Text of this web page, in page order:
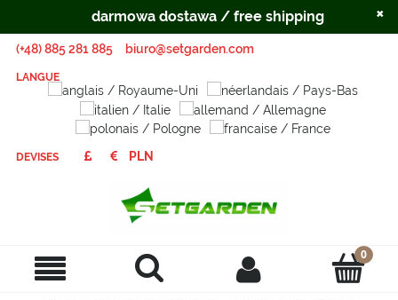
(+48) 885 281 885 biuro@setgarden.com
LANGUE
DEVISES
darmowa dostawa / free shipping ×